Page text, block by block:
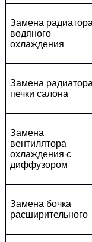
Замена
водяного
охлаждения
Замена
печки салона
Замена
вентилятора
охлаждения с
диффузором
Замена бочка
расширительного